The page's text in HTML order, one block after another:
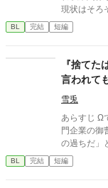
現状はそろ
定。■『そ
し。
BL 完結 短編
『捨て
言われて
雪兎
あらすじ Ωである朝霧湊は、事故のような一夜をきっかけに、名
門企業の御曹司α
の過ちだ」
を選んだ。 深く傷ついた湊は、彼の前から姿を消す。 数か月後―
―。 湊の身体は、これまで誰も知らなかった希少な『遅咲きΩ』
BL 完結 短編